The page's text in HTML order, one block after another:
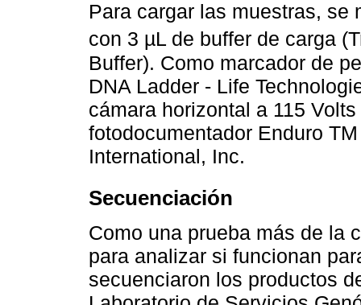
Para cargar las muestras, se
con 3 µL de buffer de carga
Buffer). Como marcador de
DNA Ladder - Life
cámara horizontal a 115
fotodocumentador Enduro
International, Inc.
Secuenciación
Como una prueba más de la
para analizar si funcionan
secuenciaron los productos